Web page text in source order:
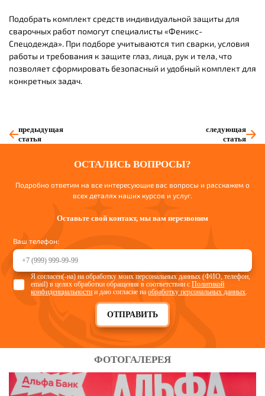
Подобрать комплект средств индивидуальной защиты для
сварочных работ помогут специалисты «Феникс-
Спецодежда». При подборе учитываются тип сварки, условия
работы и требования к защите глаз, лица, рук и тела, что
позволяет сформировать безопасный и удобный комплект для
конкретных задач.
предыдущая
статья
следующая
статья
ОСТАЛИСЬ ВОПРОСЫ?
Подробно ответим на все интересующие вас вопросы и расскажем о
всех деталях наших курсов и услуг.
Оставьте свой контакт, мы вам перезвоним
Ваш телефон:
ОТПРАВИТЬ
Я согласен(-на) на обработку моих персональных данных (ФИО, телефон,
email) в целях обработки обращения в соответствии сПолитикой
конфиденциальности и даю согласие наобработку персональных данных.
ФОТОГАЛЕРЕЯ